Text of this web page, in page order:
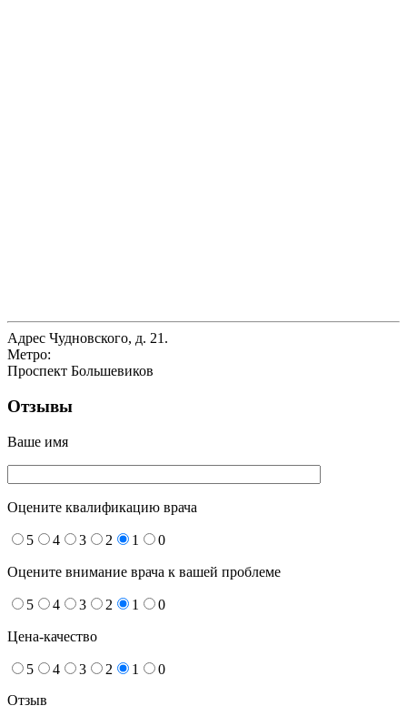
Адрес Чудновского, д. 21.
Метро:
Проспект Большевиков
Отзывы
Ваше имя
Оцените квалификацию врача
5 4 3 2 1 0
Оцените внимание врача к вашей проблеме
5 4 3 2 1 0
Цена-качество
5 4 3 2 1
0
Отзыв